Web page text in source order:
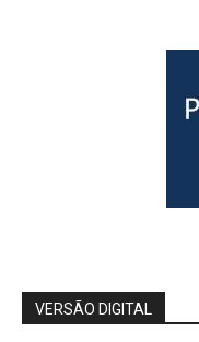
VERSÃO DIGITAL